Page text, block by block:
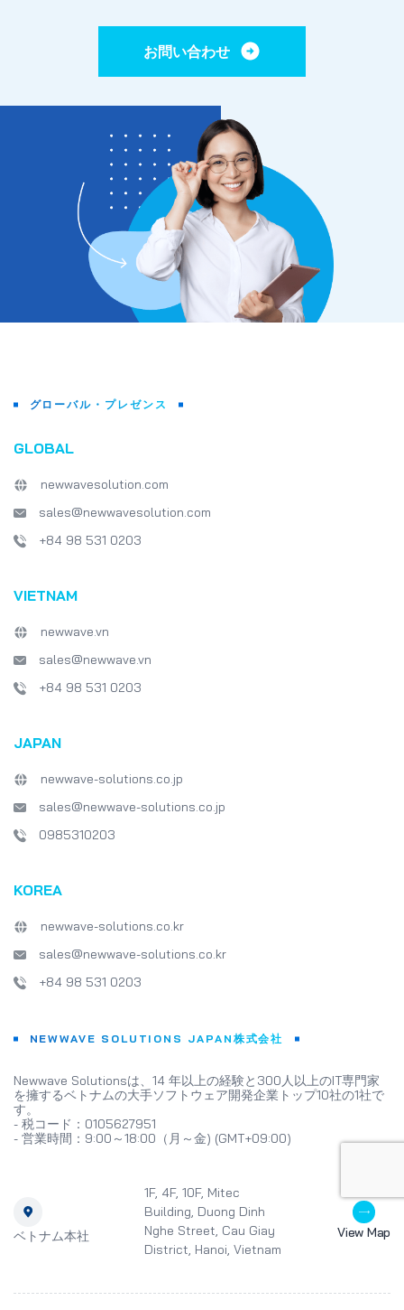
お問い合わせ
グローバル・プレゼンス
GLOBAL
newwavesolution.com
sales@newwavesolution.com
+84 98 531 0203
VIETNAM
newwave.vn
sales@newwave.vn
+84 98 531 0203
JAPAN
newwave-solutions.co.jp
sales@newwave-solutions.co.jp
0985310203
KOREA
newwave-solutions.co.kr
sales@newwave-solutions.co.kr
+84 98 531 0203
NEWWAVE SOLUTIONS JAPAN株式会社
Newwave Solutionsは、14 年以上の経験と300人以上のIT専門家
を擁するベトナムの大手ソフトウェア開発企業トップ10社の1社で
す。
- 税コード：0105627951
- 営業時間：9:00～18:00（月～金) (GMT+09:00)
ベトナム本社
1F, 4F, 10F, Mitec
Building, Duong Dinh
Nghe Street, Cau Giay
District, Hanoi, Vietnam
View Map